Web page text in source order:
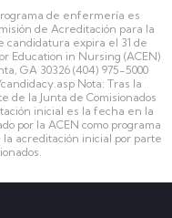
de enfermería es
de Acreditación para la
candidatura expira el 31 de
Education in Nursing (ACEN)
GA 30326 (404) 975-5000
Nota: Tras la
de la Junta de Comisionados
inicial es la fecha en la
por la ACEN como programa
acreditación inicial por parte